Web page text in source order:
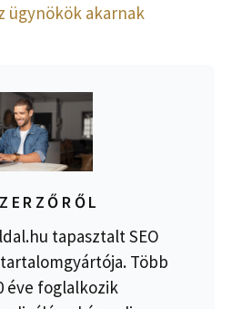
ügynökök akarnak
tapasztalt SEO
Több
éve foglalkozik